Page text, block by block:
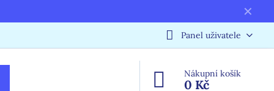
✕
Panel uživatele
Nákupní košík
0 Kč